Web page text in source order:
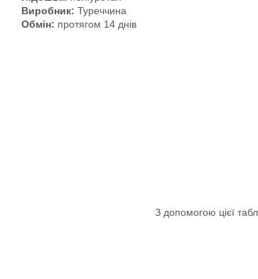
Виробник: Туреччина
Обмін: протягом 14 днів
З допомогою цієї